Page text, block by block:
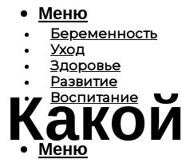
Беременность
Уход
Здоровье
Развитие
Воспитание
Меню
Меню